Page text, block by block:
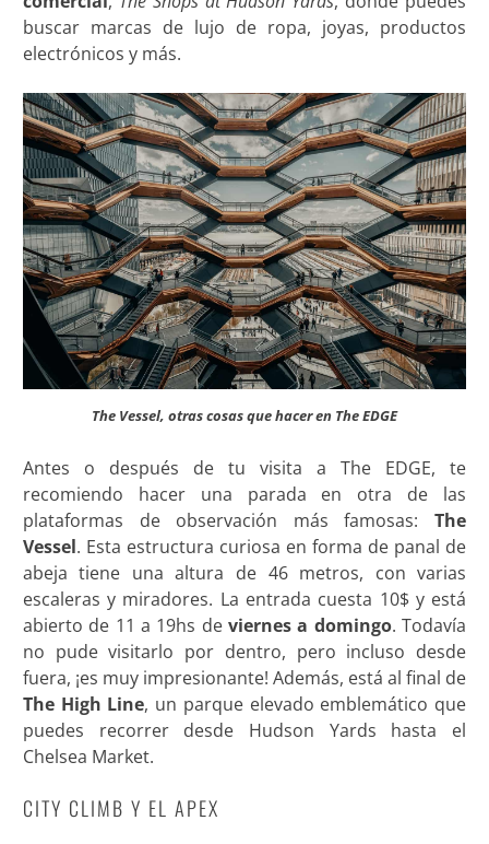
buscar marcas de lujo de ropa, joyas, productos
electrónicos y más.
The Vessel, otras cosas que hacer en The EDGE
Antes o después de tu visita a The EDGE, te
recomiendo hacer una parada en otra de las
plataformas de observación más famosas:The
Vessel. Esta estructura curiosa en forma de panal de
abeja tiene una altura de 46 metros, con varias
escaleras y miradores. La entrada cuesta 10$ y está
abierto de 11 a 19hs deviernes a domingo. Todavía
no pude visitarlo por dentro, pero incluso desde
fuera, ¡es muy impresionante! Además, está al final de
The High Line, un parque elevado emblemático que
puedes recorrer desde Hudson Yards hasta el
Chelsea Market.
CITY CLIMB Y EL APEX